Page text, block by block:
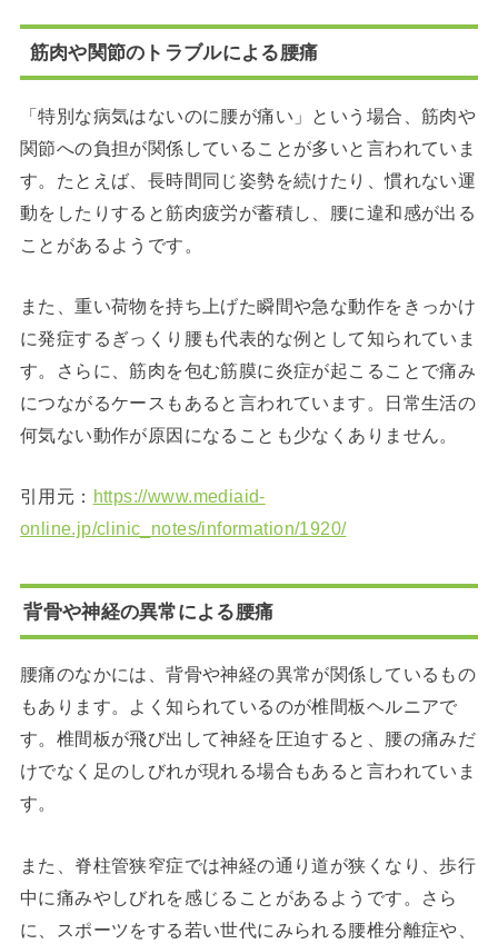
筋肉や関節のトラブルによる腰痛
「特別な病気はないのに腰が痛い」という場合、筋肉や
関節への負担が関係していることが多いと言われていま
す。たとえば、長時間同じ姿勢を続けたり、慣れない運
動をしたりすると筋肉疲労が蓄積し、腰に違和感が出る
ことがあるようです。
また、重い荷物を持ち上げた瞬間や急な動作をきっかけ
に発症するぎっくり腰も代表的な例として知られていま
す。さらに、筋肉を包む筋膜に炎症が起こることで痛み
につながるケースもあると言われています。日常生活の
何気ない動作が原因になることも少なくありません。
引用元： https://www.mediaid-
online.jp/clinic_notes/information/1920/
背骨や神経の異常による腰痛
腰痛のなかには、背骨や神経の異常が関係しているもの
もあります。よく知られているのが椎間板ヘルニアで
す。椎間板が飛び出して神経を圧迫すると、腰の痛みだ
けでなく足のしびれが現れる場合もあると言われていま
す。
また、脊柱管狭窄症では神経の通り道が狭くなり、歩行
中に痛みやしびれを感じることがあるようです。さら
に、スポーツをする若い世代にみられる腰椎分離症や、